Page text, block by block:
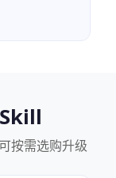
按需选购升级